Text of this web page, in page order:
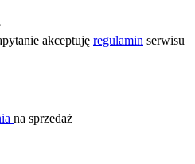
akceptuję regulamin serwisu
na sprzedaż